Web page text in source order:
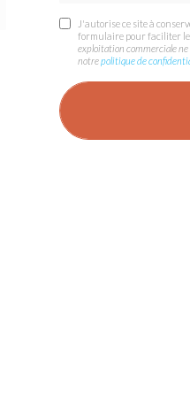
J'autorise ce site à
formulaire pour faciliter le
exploitation commerciale ne
notrepolitique de